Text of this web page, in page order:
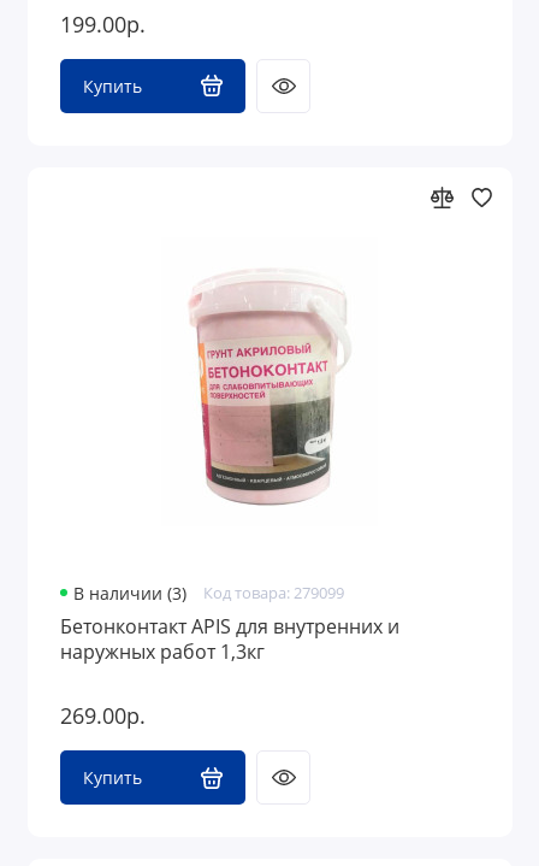
199.00р.
Купить
В наличии (3) Код товара: 279099
Бетонконтакт APIS для внутренних и
наружных работ 1,3кг
269.00р.
Купить